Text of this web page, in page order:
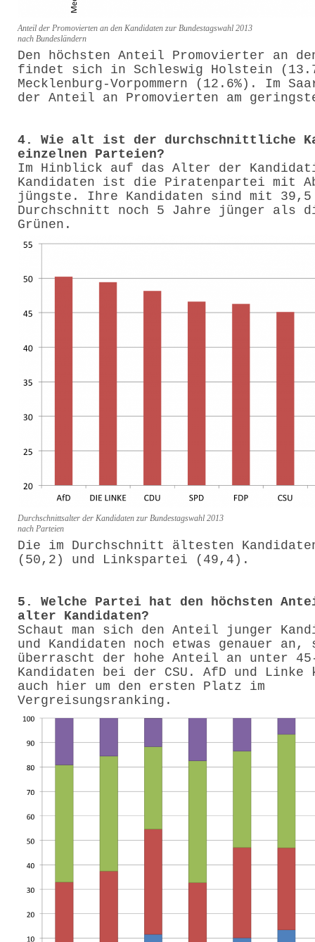
Anteil der Promovierten an den Kandidaten zur Bundestagswahl 2013
nach Bundesländern
Den höchsten Anteil Promovierter an
findet sich in Schleswig Holstein
Mecklenburg-Vorpommern (12.6%). Im
der Anteil an Promovierten am
4. Wie alt ist der durchschnittliche
einzelnen Parteien?
Im Hinblick auf das Alter der
Kandidaten ist die Piratenpartei mit
jüngste. Ihre Kandidaten sind mit 39,5
Durchschnitt noch 5 Jahre jünger als
Grünen.
Durchschnittsalter der Kandidaten zur Bundestagswahl 2013
nach Parteien
Die im Durchschnitt ältesten
(50,2) und Linkspartei (49,4).
5. Welche Partei hat den höchsten
alter Kandidaten?
Schaut man sich den Anteil junger
und Kandidaten noch etwas genauer an,
überrascht der hohe Anteil an unter
Kandidaten bei der CSU. AfD und Linke
auch hier um den ersten Platz im
Vergreisungsranking.